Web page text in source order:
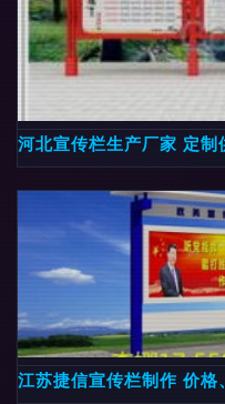
河北宣传栏生产厂家 定
江苏捷信宣传栏制作 价格